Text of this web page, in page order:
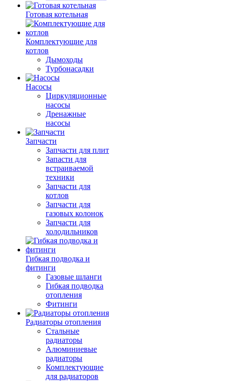
Готовая котельная
Комплектующие для
котлов
Дымоходы
Турбонасадки
Насосы
Циркуляционные
насосы
Дренажные
насосы
Запчасти
Запчасти для плит
Запасти для
встраиваемой
техники
Запчасти для
котлов
Запчасти для
газовых колонок
Запчасти для
холодильников
Гибкая подводка и
фитинги
Газовые шланги
Гибкая подводка
отопления
Фитинги
Радиаторы отопления
Стальные
радиаторы
Алюминиевые
радиаторы
Комплектующие
для радиаторов